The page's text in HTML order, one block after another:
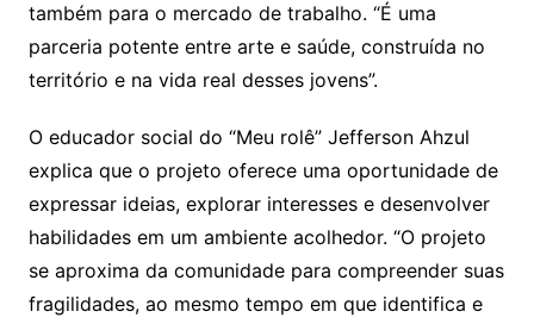
também para o mercado de trabalho. “É uma
parceria potente entre arte e saúde, construída no
território e na vida real desses jovens”.
O educador social do “Meu rolê” Jefferson Ahzul
explica que o projeto oferece uma oportunidade de
expressar ideias, explorar interesses e desenvolver
habilidades em um ambiente acolhedor. “O projeto
se aproxima da comunidade para compreender suas
fragilidades, ao mesmo tempo em que identifica e